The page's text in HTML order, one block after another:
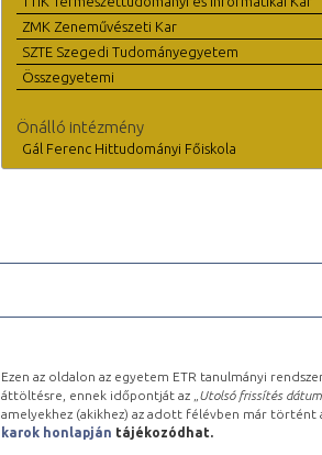
ZMK Zeneművészeti Kar
SZTE Szegedi Tudományegyetem
Összegyetemi
Önálló intézmény
Gál Ferenc Hittudományi Főiskola
Ezen az oldalon az egyetem ETR tanulmányi
áttöltésre, ennek időpontját az „ Utolsó frissítés
amelyekhez (akikhez) az adott félévben már történt
karok honlapján tájékozódhat.